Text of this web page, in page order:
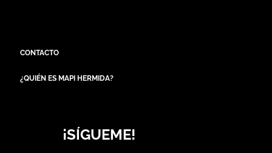
CONTACTO
¿QUIÉN ES MAPI HERMIDA?
¡SÍGUEME!